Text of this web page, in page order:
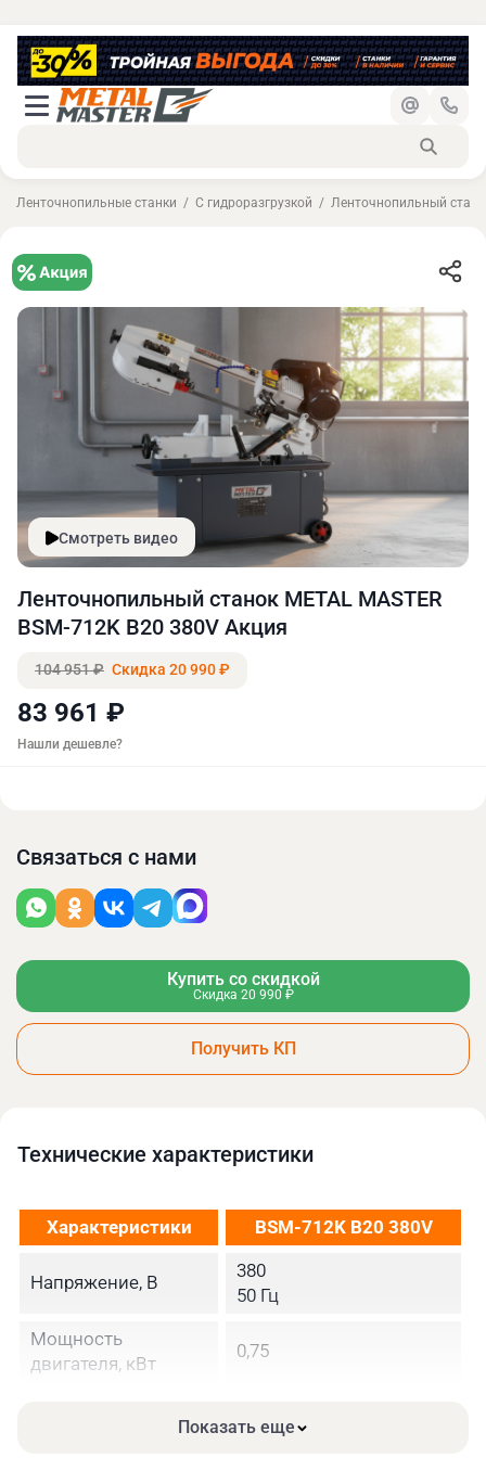
Ленточнопильные станки С гидроразгрузкой Ленточнопильный
Смотреть видео
Ленточнопильный станок METAL MASTER
BSM-712K B20 380V Акция
104 951 ₽ Скидка 20 990 ₽
83 961 ₽
Нашли дешевле?
Связаться с нами
Купить со скидкой
Скидка 20 990 ₽
Получить КП
Технические xарактеристики
Характеристики BSM-712K B20 380V
Напряжение, В
380
50 Гц
Мощность
двигателя, кВт
0,75
34/41/59/98
Показать еще